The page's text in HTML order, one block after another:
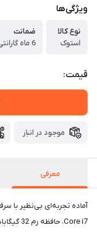
ویژگی‌ها
نوع کالا
استوک
ضمانت
6 ماه گارانتی تعویض
قیمت:
موجود در انبار
معرفی